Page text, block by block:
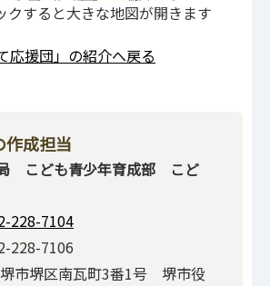
クすると大きな地図が開きます
応援団」の紹介へ戻る
作成担当
こども青少年育成部 こど
228-7104
228-7106
市堺区南瓦町3番1号 堺市役